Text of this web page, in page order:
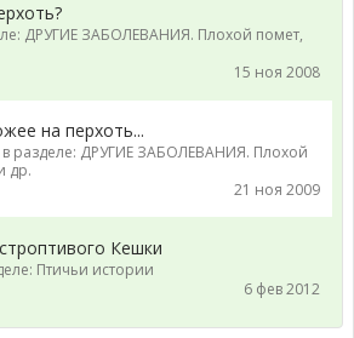
ДРУГИЕ ЗАБОЛЕВАНИЯ. Плохой помет,
15 ноя 2008
на перхоть...
в разделе: ДРУГИЕ ЗАБОЛЕВАНИЯ. Плохой
др.
21 ноя 2009
Кешки
Птичьи истории
6 фев 2012